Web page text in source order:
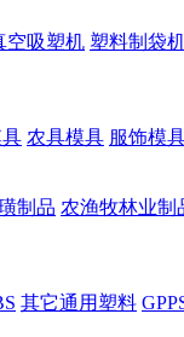
空吸塑机 塑料制袋
农具模具 服饰模
制品 农渔牧林业制
其它通用塑料